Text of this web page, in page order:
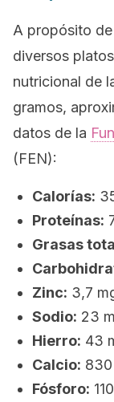
A propósito
diversos
nutricional de
gramos,
datos de la
(FEN):
Calorías:
Proteínas:
Grasas
Zinc: 3,7
Sodio: 23
Hierro: 43
Calcio:
Fósforo: